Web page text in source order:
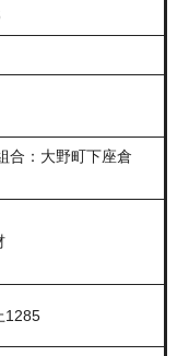
合：大野町下座倉
1285